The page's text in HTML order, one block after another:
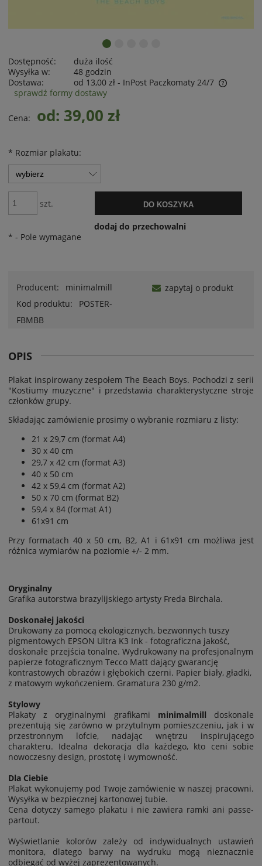
Dostępność:
duża ilość
Wysyłka w:
48 godzin
Dostawa:
od 13,00 zł - InPost Paczkomaty 24/7
sprawdź formy dostawy
Cena: od: 39,00 zł
* Rozmiar plakatu:
szt. DO KOSZYKA
dodaj do przechowalni
* - Pole wymagane
Producent:
minimalmill
Kod produktu:
POSTER-
FBMBB
zapytaj o produkt
OPIS
Plakat inspirowany zespołem The Beach Boys. Pochodzi z serii
"Kostiumy muzyczne" i przedstawia charakterystyczne stroje
członków grupy.
Składając zamówienie prosimy o wybranie rozmiaru z listy:
21 x 29,7 cm (format A4)
30 x 40 cm
29,7 x 42 cm (format A3)
40 x 50 cm
42 x 59,4 cm (format A2)
50 x 70 cm (format B2)
59,4 x 84 (format A1)
61x91 cm
Przy formatach 40 x 50 cm, B2, A1 i 61x91 cm możliwa jest
różnica wymiarów na poziomie +/- 2 mm.
Oryginalny
Grafika autorstwa brazylijskiego artysty Freda Birchala.
Doskonałej jakości
Drukowany za pomocą ekologicznych, bezwonnych tuszy
pigmentowych EPSON Ultra K3 Ink - fotograficzna jakość,
doskonałe przejścia tonalne. Wydrukowany na profesjonalnym
papierze fotograficznym Tecco Matt dający gwarancję
kontrastowych obrazów i głębokich czerni. Papier biały, gładki,
z matowym wykończeniem. Gramatura 230 g/m2.
Stylowy
Plakaty z oryginalnymi grafikami minimalmill doskonale
prezentują się zarówno w przytulnym pomieszczeniu, jak i w
przestronnym lofcie, nadając wnętrzu inspirującego
charakteru. Idealna dekoracja dla każdego, kto ceni sobie
nowoczesny design, prostotę i wymowność.
Dla Ciebie
Plakat wykonujemy pod Twoje zamówienie w naszej pracowni.
Wysyłka w bezpiecznej kartonowej tubie.
Cena dotyczy samego plakatu i nie zawiera ramki ani passe-
partout.
Wyświetlanie kolorów zależy od indywidualnych ustawień
monitora, dlatego barwy na wydruku mogą nieznacznie
odbiegać od wyżej zaprezentowanych.